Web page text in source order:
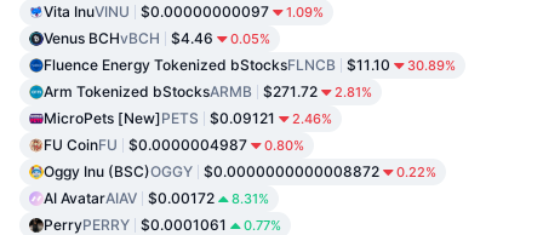
Vita InuVINU $0.00000000097 1.09%
Venus BCHvBCH $4.46 0.05%
Fluence Energy Tokenized bStocksFLNCB $11.10 30.89%
Arm Tokenized bStocksARMB $271.72 2.81%
MicroPets [New]PETS $0.09121 2.46%
FU CoinFU $0.0000004987 0.80%
Oggy Inu (BSC)OGGY $0.0000000000008872 0.22%
AI AvatarAIAV $0.00172 8.31%
PerryPERRY $0.0001061 0.77%